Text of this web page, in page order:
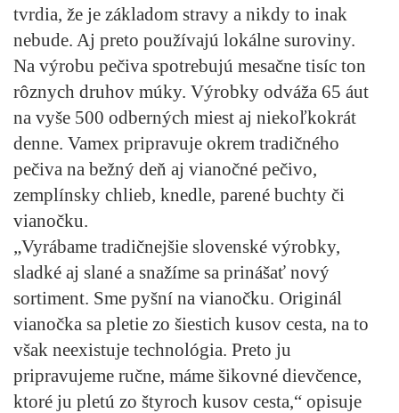
tvrdia, že je základom stravy a nikdy to inak
nebude. Aj preto používajú lokálne suroviny.
Na výrobu pečiva spotrebujú mesačne tisíc ton
rôznych druhov múky. Výrobky odváža 65 áut
na vyše 500 odberných miest aj niekoľkokrát
denne. Vamex pripravuje okrem tradičného
pečiva na bežný deň aj vianočné pečivo,
zemplínsky chlieb, knedle, parené buchty či
vianočku.
„Vyrábame tradičnejšie slovenské výrobky,
sladké aj slané a snažíme sa prinášať nový
sortiment. Sme pyšní na vianočku. Originál
vianočka sa pletie zo šiestich kusov cesta, na to
však neexistuje technológia. Preto ju
pripravujeme ručne, máme šikovné dievčence,
ktoré ju pletú zo štyroch kusov cesta,“ opisuje